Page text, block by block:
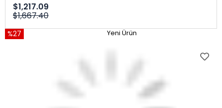
$1,217.09
$1,667.40
%27 Yeni Ürün